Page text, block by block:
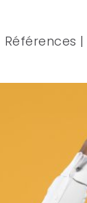
Références |